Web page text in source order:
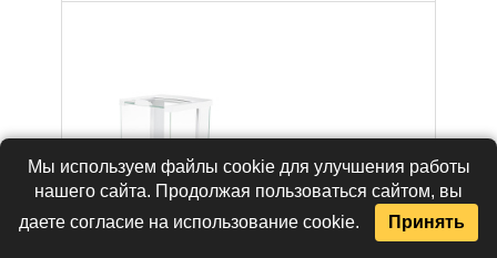
Мы используем файлы cookie для улучшения работы
нашего сайта. Продолжая пользоваться сайтом, вы
даете согласие на использование cookie.
Принять